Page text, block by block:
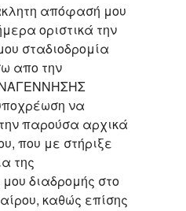
απόφασή μου
οριστικά την
σταδιοδρομία
απο την
να
παρούσα αρχικά
που με στήριξε
της
διαδρομής στο
καθώς επίσης